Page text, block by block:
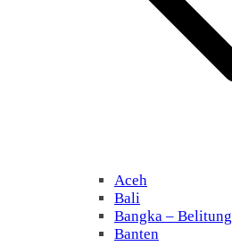
Aceh
Bali
Bangka – Belitung
Banten